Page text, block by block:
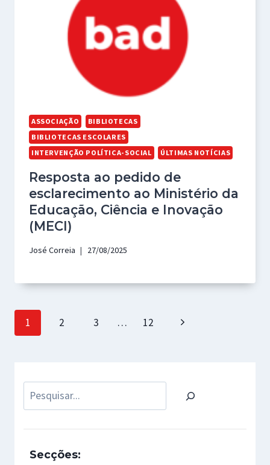
ASSOCIAÇÃO
BIBLIOTECAS
BIBLIOTECAS ESCOLARES
INTERVENÇÃO POLÍTICA-SOCIAL
ÚLTIMAS NOTÍCIAS
Resposta ao pedido de
esclarecimento ao Ministério da
Educação, Ciência e Inovação
(MECI)
José Correia 27/08/2025
Page
1 2 3 … 12
Next
Pesquisar
Secções: